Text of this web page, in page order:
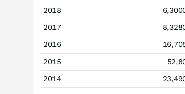
2018
2017
2016
2015
2014